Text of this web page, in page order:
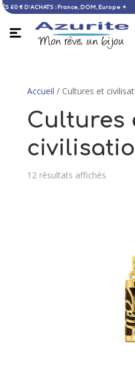
DÈS 60 € D’ACHATS : France,
Accueil / Cultures et
Cultures
12 résultats affichés
Bague en
Baltique